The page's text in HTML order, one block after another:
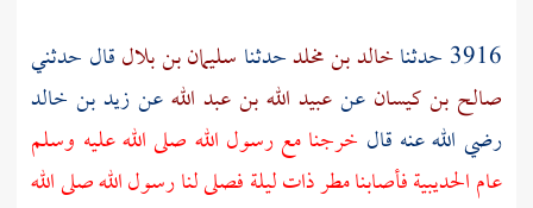
3916 حدثنا
خالد بن مخلدحدثنا سليمان بن بلالقال حدثني
صالح بن كيسانعنعبيد الله بن عبد اللهعنزيد بن خالد
رضي الله عنه قال خرجنا مع رسول الله صلى الله عليه وسلم
عامالحديبيةفأصابنا مطر ذات ليلة فصلى لنا رسول الله صلى الله